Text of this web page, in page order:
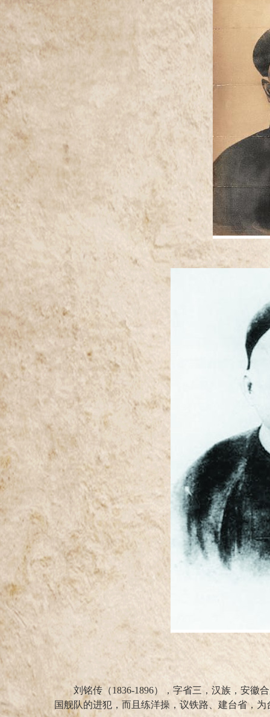
刘铭传（1836-1896），字省三，汉族，安徽
国舰队的进犯，而且练洋操，议铁路、建台省，